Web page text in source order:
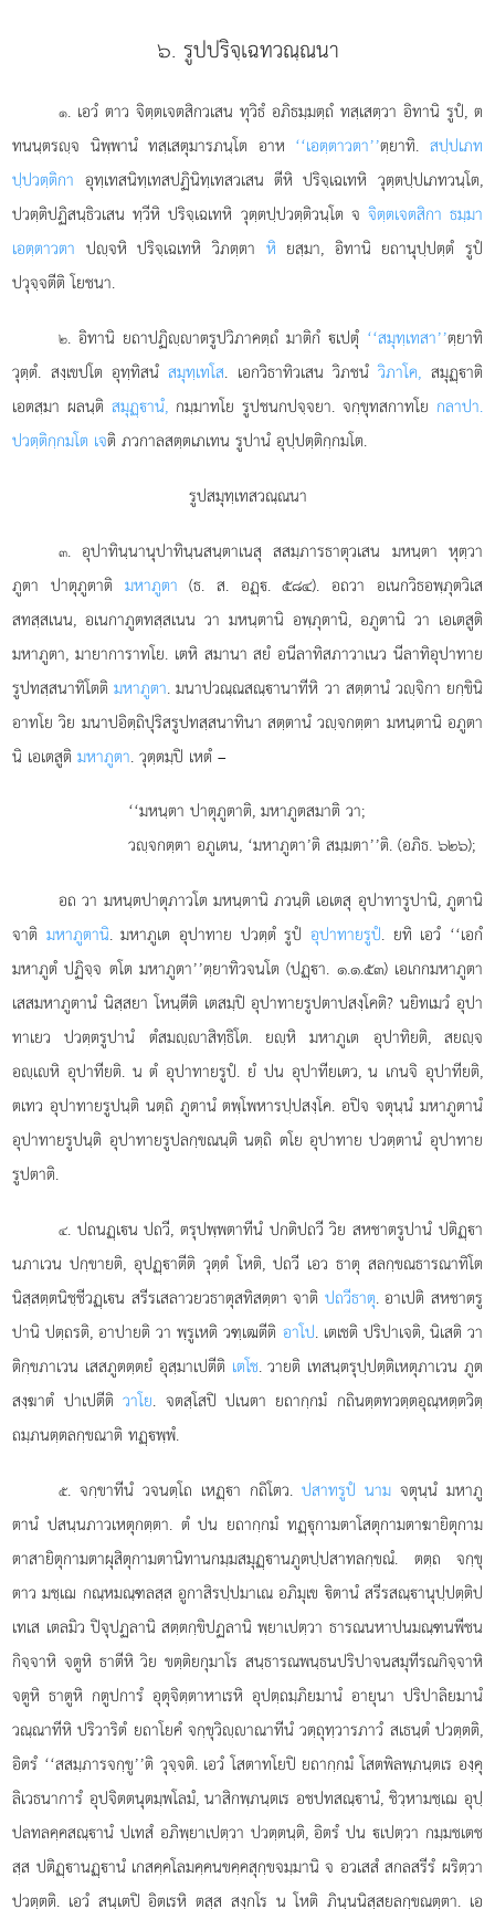
๖. รูปปริจฺเฉทวณฺณนา
๑. เอวํ ตาว จิตฺตเจตสิกวเสน ทุวิธํ อภิธมฺมตฺถํ ทสฺเสตฺวา อิทานิ รูปํ, ต
ทนนฺตรฺจ นิพฺพานํ ทสฺเสตุมารภนฺโต อาห ‘‘เอตฺตาวตา’’ตฺยาทิ. สปฺปเภท
ปฺปวตฺติกา อุทฺเทสนิทฺเทสปฏินิทฺเทสวเสน ตีหิ ปริจฺเฉเทหิ วุตฺตปฺปเภทวนฺโต,
ปวตฺติปฏิสนฺธิวเสน ทฺวีหิ ปริจฺเฉเทหิ วุตฺตปฺปวตฺติวนฺโต จ จิตฺตเจตสิกา ธมฺมา
เอตฺตาวตา ปฺจหิ ปริจฺเฉเทหิ วิภตฺตา หิ ยสฺมา, อิทานิ ยถานุปฺปตฺตํ รูปํ
ปวุจฺจตีติ โยชนา.
๒. อิทานิ ยถาปฏิฺาตรูปวิภาคตฺถํ มาติกํ เปตุํ ‘‘สมุทฺเทสา’’ตฺยาทิ
วุตฺตํ. สงฺเขปโต อุทฺทิสนํสมุทฺเทโส. เอกวิธาทิวเสน วิภชนํวิภาโค, สมุฏฺาติ
เอตสฺมา ผลนฺติสมุฏฺานํ, กมฺมาทโย รูปชนกปจฺจยา. จกฺขุทสกาทโย กลาปา.
ปวตฺติกฺกมโต เจติ ภวกาลสตฺตเภเทน รูปานํ อุปฺปตฺติกฺกมโต.
รูปสมุทฺเทสวณฺณนา
๓. อุปาทินฺนานุปาทินฺนสนฺตาเนสุ สสมฺภารธาตุวเสน มหนฺตา หุตฺวา
ภูตา ปาตุภูตาติ มหาภูตา (ธ. ส. อฏฺ. ๕๘๔). อถวา อเนกวิธอพฺภุตวิเส
สทสฺสเนน, อเนกาภูตทสฺสเนน วา มหนฺตานิ อพฺภุตานิ, อภูตานิ วา เอเตสูติ
มหาภูตา, มายาการาทโย. เตหิ สมานา สยํ อนีลาทิสภาวาเนว นีลาทิอุปาทาย
รูปทสฺสนาทิโตติมหาภูตา. มนาปวณฺณสณฺานาทีหิ วา สตฺตานํ วฺจิกา ยกฺขินิ
อาทโย วิย มนาปอิตฺถิปุริสรูปทสฺสนาทินา สตฺตานํ วฺจกตฺตา มหนฺตานิ อภูตา
นิ เอเตสูติมหาภูตา. วุตฺตมฺปิ เหตํ –
‘‘มหนฺตา ปาตุภูตาติ, มหาภูตสมาติ วา;
วฺจกตฺตา อภูเตน, ‘มหาภูตา’ติ สมฺมตา’’ติ. (อภิธ. ๖๒๖);
อถ วา มหนฺตปาตุภาวโต มหนฺตานิ ภวนฺติ เอเตสุ อุปาทารูปานิ, ภูตานิ
จาติ มหาภูตานิ. มหาภูเต อุปาทาย ปวตฺตํ รูปํ อุปาทายรูปํ. ยทิ เอวํ ‘‘เอกํ
มหาภูตํ ปฏิจฺจ ตโต มหาภูตา’’ตฺยาทิวจนโต (ปฏฺา. ๑.๑.๕๓) เอเกกมหาภูตา
เสสมหาภูตานํ นิสฺสยา โหนฺตีติ เตสมฺปิ อุปาทายรูปตาปสงฺโคติ? นยิทเมวํ อุปา
ทาเยว ปวตฺตรูปานํ ตํสมฺาสิทฺธิโต. ยฺหิ มหาภูเต อุปาทิยติ, สยฺจ
อฺเหิ อุปาทียติ. น ตํ อุปาทายรูปํ. ยํ ปน อุปาทียเตว, น เกนจิ อุปาทียติ,
ตเทว อุปาทายรูปนฺติ นตฺถิ ภูตานํ ตพฺโพหารปฺปสงฺโค. อปิจ จตุนฺนํ มหาภูตานํ
อุปาทายรูปนฺติ อุปาทายรูปลกฺขณนฺติ นตฺถิ ตโย อุปาทาย ปวตฺตานํ อุปาทาย
รูปตาติ.
๔. ปถนฏฺเน ปถวี, ตรุปพฺพตาทีนํ ปกติปถวี วิย สหชาตรูปานํ ปติฏฺา
นภาเวน ปกฺขายติ, อุปฏฺาตีติ วุตฺตํ โหติ, ปถวี เอว ธาตุ สลกฺขณธารณาทิโต
นิสฺสตฺตนิชฺชีวฏฺเน สรีรเสลาวยวธาตุสทิสตฺตา จาติ ปถวีธาตุ. อาเปติ สหชาตรู
ปานิ ปตฺถรติ, อาปายติ วา พฺรูเหติ วฑฺเฒตีติ อาโป. เตเชติ ปริปาเจติ, นิเสติ วา
ติกฺขภาเวน เสสภูตตฺตยํ อุสฺมาเปตีติ เตโช. วายติ เทสนฺตรุปฺปตฺติเหตุภาเวน ภูต
สงฺฆาตํ ปาเปตีติวาโย. จตสฺโสปิ ปเนตา ยถากฺกมํ กถินตฺตทวตฺตอุณฺหตฺตวิตฺ
ถมฺภนตฺตลกฺขณาติ ทฏฺพฺพํ.
๕. จกฺขาทีนํ วจนตฺโถ เหฏฺา กถิโตว. ปสาทรูปํ นามจตุนฺนํ มหาภู
ตานํ ปสนฺนภาวเหตุกตฺตา. ตํปน ยถากฺกมํ ทฏฺุกามตาโสตุกามตาฆายิตุกาม
ตาสายิตุกามตาผุสิตุกามตานิทานกมฺมสมุฏฺานภูตปฺปสาทลกฺขณํ. ตตฺถ จกฺขุ
ตาว มชฺเฌ กณฺหมณฺฑลสฺส อูกาสิรปฺปมาเณ อภิมุเข ิตานํ สรีรสณฺานุปฺปตฺติป
เทเส เตลมิว ปิจุปฏลานิ สตฺตกฺขิปฏลานิ พฺยาเปตฺวา ธารณนหาปนมณฺฑนพีชน
กิจฺจาหิ จตูหิ ธาตีหิ วิย ขตฺติยกุมาโร สนฺธารณพนฺธนปริปาจนสมุทีรณกิจฺจาหิ
จตูหิ ธาตูหิ กตูปการํ อุตุจิตฺตาหาเรหิ อุปตฺถมฺภิยมานํ อายุนา ปริปาลิยมานํ
วณฺณาทีหิ ปริวาริตํ ยถาโยคํ จกฺขุวิฺาณาทีนํ วตฺถุทฺวารภาวํ สเธนฺตํ ปวตฺตติ,
อิตรํ ‘‘สสมฺภารจกฺขู’’ติ วุจฺจติ. เอวํ โสตาทโยปิ ยถากฺกมํ โสตพิลพฺภนฺตเร องฺคุ
ลิเวธนาการํ อุปจิตตนุตมฺพโลมํ, นาสิกพฺภนฺตเร อชปทสณฺานํ, ชิวฺหามชฺเฌ อุปฺ
ปลทลคฺคสณฺานํ ปเทสํ อภิพฺยาเปตฺวา ปวตฺตนฺติ, อิตรํ ปน เปตฺวา กมฺมชเตช
สฺส ปติฏฺานฏฺานํ เกสคฺคโลมคฺคนขคฺคสุกฺขจมฺมานิ จ อวเสสํ สกลสรีรํ ผริตฺวา
ปวตฺตติ. เอวํ สนฺเตปิ อิตเรหิ ตสฺส สงฺกโร น โหติ ภินฺนนิสฺสยลกฺขณตฺตา. เอ